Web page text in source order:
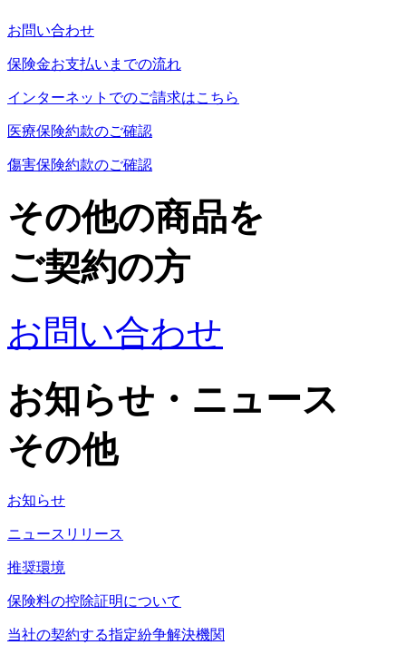
お問い合わせ
保険金お支払いまでの流れ
インターネットでのご請求はこちら
医療保険約款のご確認
傷害保険約款のご確認
その他の商品を
ご契約の方
お問い合わせ
お知らせ・ニュース
その他
お知らせ
ニュースリリース
推奨環境
保険料の控除証明について
当社の契約する指定紛争解決機関